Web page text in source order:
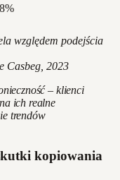
względem podejścia
Casbeg, 2023
– klienci
ich realne
trendów
kopiowania